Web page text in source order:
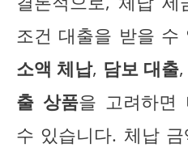
조건 대출을 받을 수
소액 체납, 담보 대출,
출 상품을 고려하면
수 있습니다. 체납